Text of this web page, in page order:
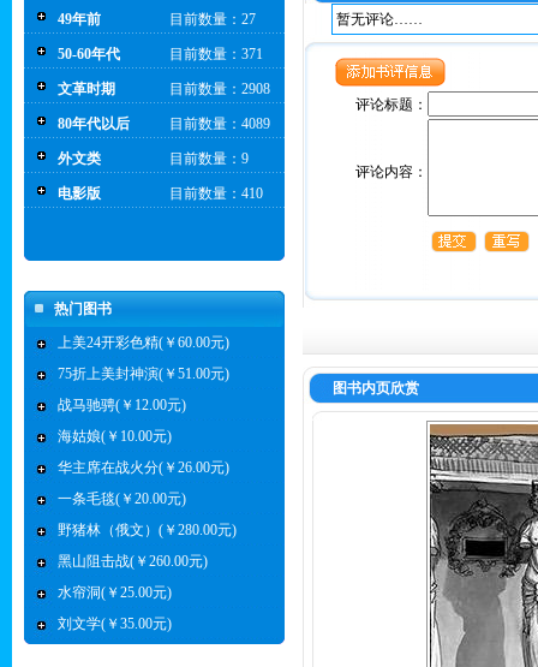
49年前 目前数量：27
50-60年代 目前数量：371
文革时期 目前数量：2908
80年代以后 目前数量：4089
外文类 目前数量：9
电影版 目前数量：410
热门图书
上美24开彩色精(￥60.00元)
75折上美封神演(￥51.00元)
战马驰骋(￥12.00元)
海姑娘(￥10.00元)
华主席在战火分(￥26.00元)
一条毛毯(￥20.00元)
野猪林（俄文）(￥280.00元)
黑山阻击战(￥260.00元)
水帘洞(￥25.00元)
刘文学(￥35.00元)
暂无评论……
评论标题：
评论内容：
图书内页欣赏